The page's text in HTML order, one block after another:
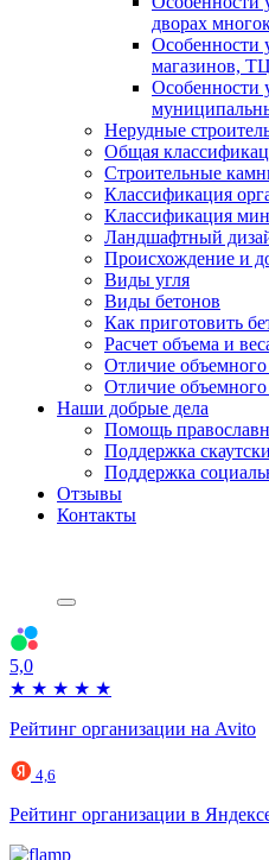
дворах
Особенности
магазинов,
Особенности
Нерудные
Общая
Строительные
Классификация
Классификация
Ландшафтный
Происхождение и
Виды угля
Виды бетонов
Как приготовить
Расчет объема и
Отличие
Отличие объемного
Наши добрые дела
Помощь
Поддержка
Поддержка
Отзывы
Контакты
5,0
★ ★ ★ ★ ★
Рейтинг организации на Avito
4,6
Рейтинг организации в